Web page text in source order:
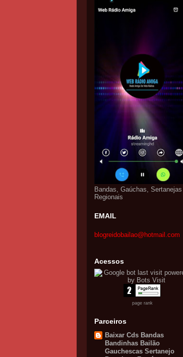
Bandas, Gaúchas,
Regionais
EMAIL
blogreidobailao@hotmail.com
Acessos
page rank
Parceiros
Baixar Cds Bandas
Bandinhas Bailão
Gauchescas Sertanejo